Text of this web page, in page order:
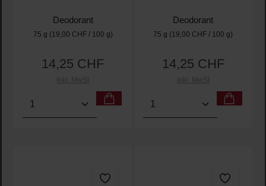
Deodorant
75 g (19,00 CHF / 100 g)
Regulärer Preis:
14,25 CHF
Inkl. MwSt
Produkt Anzahl: Gib den gewünschten Wert ein
Deodorant
75 g (19,00 CHF / 100 g)
Regulärer Preis:
14,25 CHF
Inkl. MwSt
Produkt Anzahl: Gib